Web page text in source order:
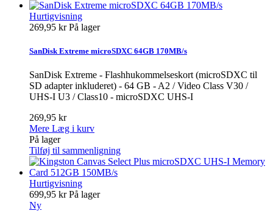
Hurtigvisning
269,95 krPå lager
SanDisk Extreme microSDXC 64GB 170MB/s
SanDisk Extreme - Flashhukommelseskort (microSDXC til
SD adapter inkluderet) - 64 GB - A2 / Video Class V30 /
UHS-I U3 / Class10 - microSDXC UHS-I
269,95 kr
Mere Læg i kurv
På lager
Tilføj til sammenligning
Hurtigvisning
699,95 krPå lager
Ny